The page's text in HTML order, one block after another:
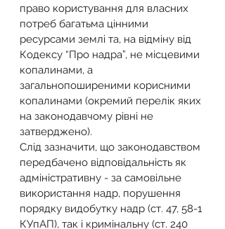
право користування для власних
потреб багатьма цінними
ресурсами землі та, на відміну від
Кодексу “Про надра”, не місцевими
копалинами, а
загальнопоширеними корисними
копалинами (окремий перелік яких
на законодавчому рівні не
затверджено).
Слід зазначити, що законодавством
передбачено відповідальність як
адміністративну - за самовільне
використання надр, порушення
порядку видобутку надр (ст. 47, 58-1
КУпАП), так і кримінальну (ст. 240